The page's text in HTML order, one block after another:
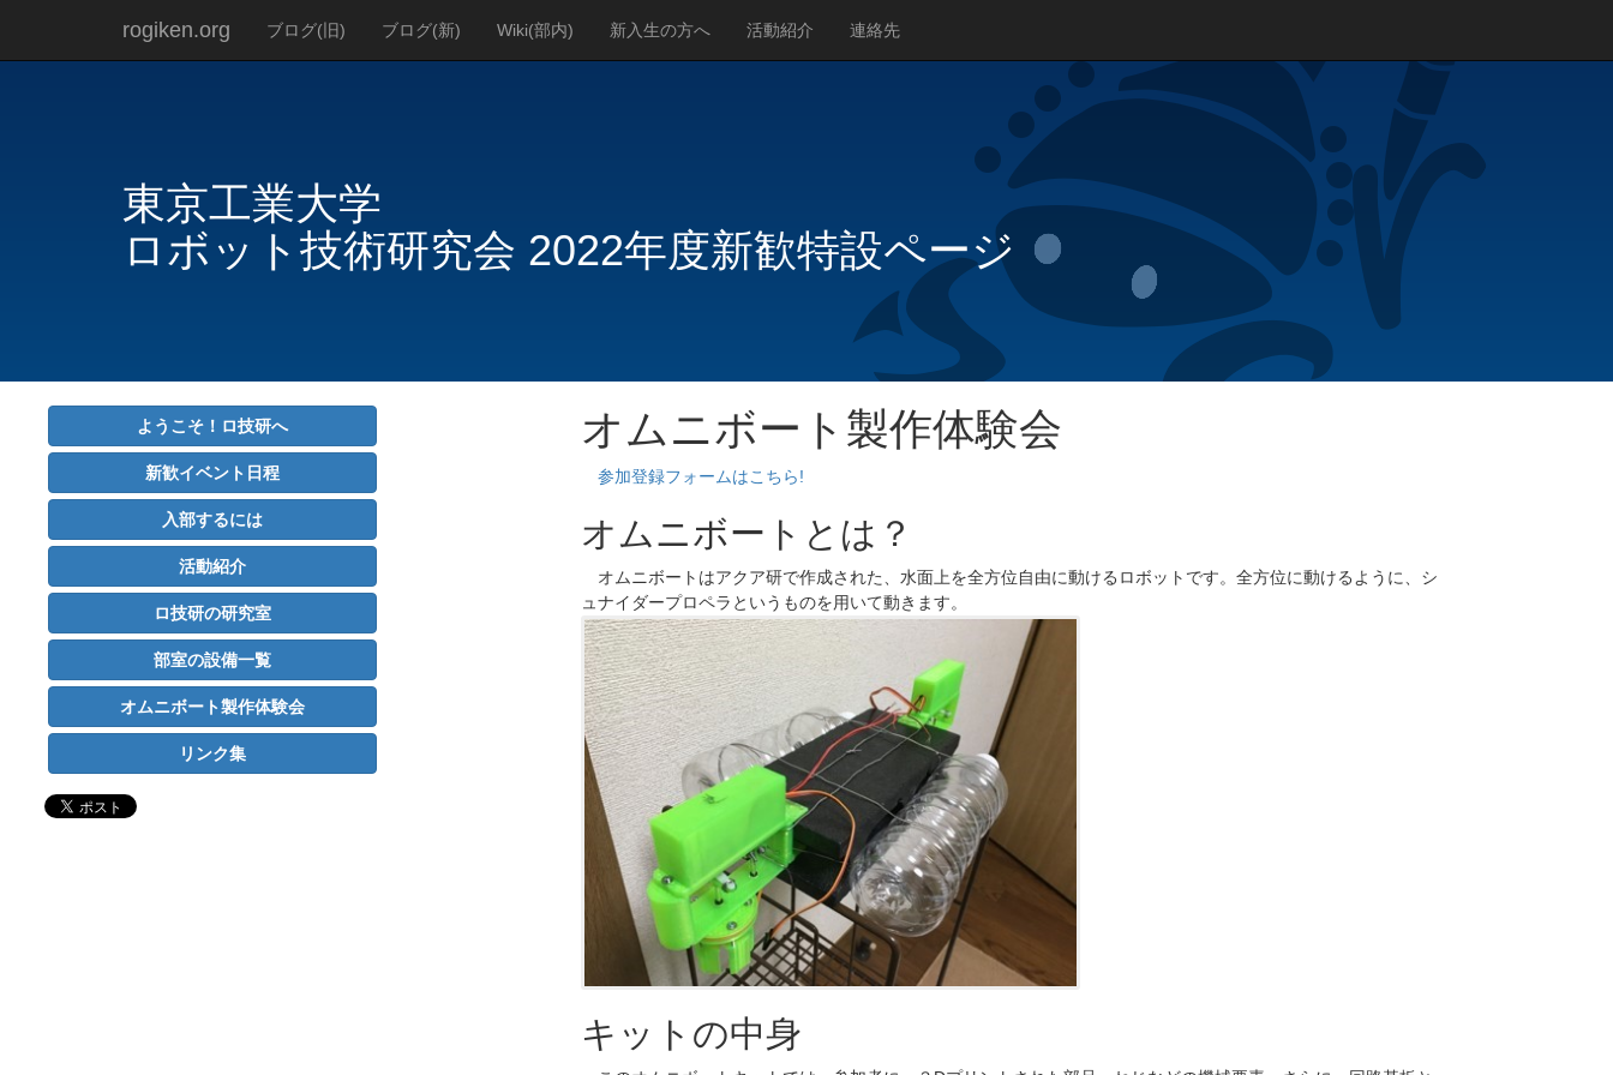
rogiken.org ブログ(旧) ブログ(新) Wiki(部内) 新入生の方へ 活動紹介 連絡先
東京工業大学
ロボット技術研究会 2022年度新歓特設ページ
ようこそ！ロ技研へ
新歓イベント日程
入部するには
活動紹介
ロ技研の研究室
部室の設備一覧
オムニボート製作体験会
リンク集
オムニボート製作体験会
参加登録フォームはこちら!
オムニボートとは？
オムニボートはアクア研で作成された、水面上を全方位自由に動けるロボットです。全方位に動けるように、シ
ュナイダープロペラというものを用いて動きます。
キットの中身